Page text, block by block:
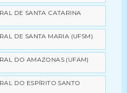
DE SANTA CATARINA
DE SANTA MARIA (UFSM)
DO AMAZONAS (UFAM)
DO ESPÍRITO SANTO